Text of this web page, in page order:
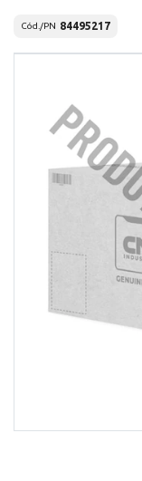
Cód./PN 84495217